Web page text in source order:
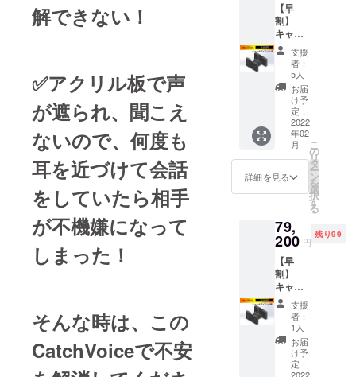
解できない！
✅アクリル板で声
が遮られ、聞こえ
ないので、何度も
耳を近づけて会話
をしていたら相手
が不機嫌になって
しまった！
そんな時は、この
CatchVoiceで不安
うと自社製
品を制作し
ました。
【早
割】
キャッ
チボイ
ス1個
価格は
税込、
送料込
みとな
りま
す。
【一般
販売価
格
22,000
円の
F】 ◆
付属品
USB充
電ケー
ブル ・
配送時
期 2022
年1月か
ら2月を
予定し
ており
ます。
支援
者：
5人
お届
け予
定：
2022
年02
月
詳細を見る
こ
の
リ
タ
ー
ン
を
選
択
す
る
79,
200 円
残り99
【早
割】
キャッ
チボイ
ス5個
価格は
税込、
送料込
みとな
支援
者：
1人
お届
け予
定：